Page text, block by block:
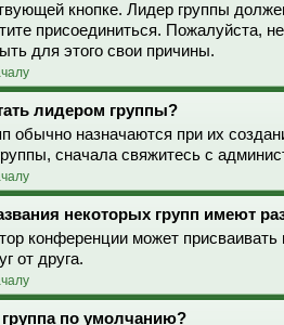
кнопке. Лидер группы
присоединиться. Пожалуйста,
для этого свои причины.
лидером группы?
обычно назначаются при их
сначала свяжитесь с
некоторых групп имеют
конференции может
от друга.
группа по умолчанию?